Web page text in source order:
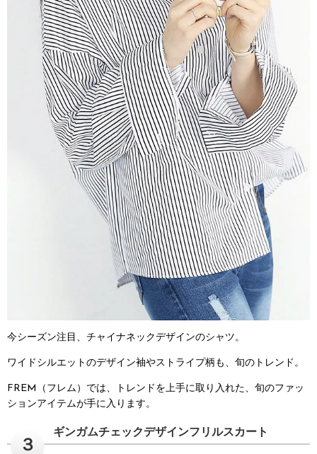
今シーズン注目、チャイナネックデザインのシャツ。
ワイドシルエットのデザイン袖やストライプ柄も、旬のトレンド。
FREM（フレム）では、トレンドを上手に取り入れた、旬のファッ
ションアイテムが手に入ります。
３
ギンガムチェックデザインフリルスカート